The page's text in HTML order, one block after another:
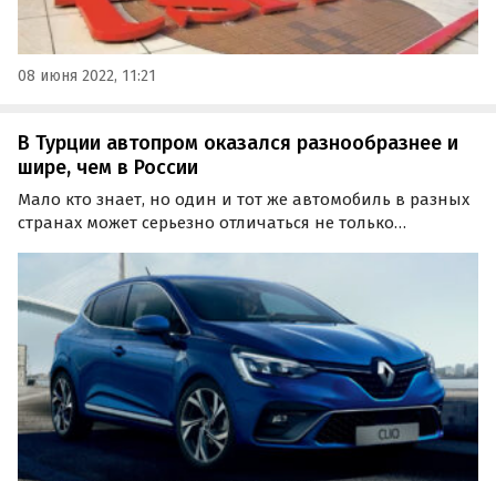
08 июня 2022, 11:21
В Турции автопром оказался разнообразнее и
шире, чем в России
Мало кто знает, но один и тот же автомобиль в разных
странах может серьезно отличаться не только
в Турции и России, рассказал портал iReactor.